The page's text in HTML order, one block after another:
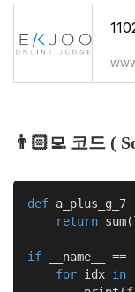
👨🏻‍💻 코드 (
def a_plus_g_7
return
if __name__ ==
for idx in